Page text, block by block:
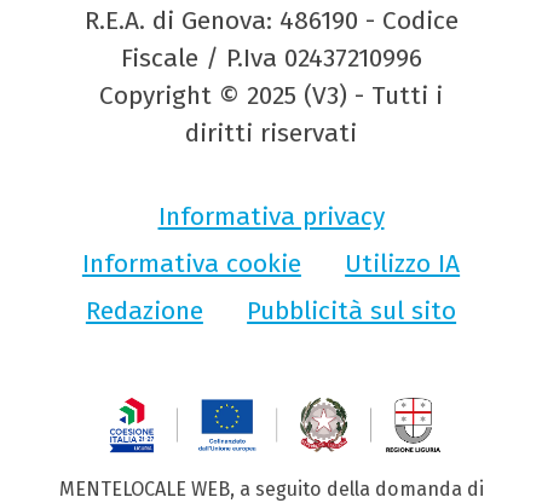
R.E.A. di Genova: 486190 - Codice
Fiscale / P.Iva 02437210996
Copyright © 2025 (V3) - Tutti i
diritti riservati
Informativa privacy
Informativa cookie
Utilizzo IA
Redazione
Pubblicità sul sito
MENTELOCALE WEB, a seguito della domanda di